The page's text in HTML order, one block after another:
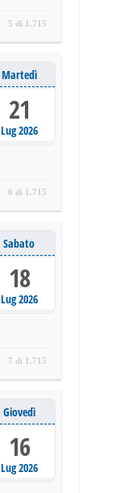
5 di 1.715
Lug 2026
Martedì
21
6 di 1.715
Lug 2026
Sabato
18
7 di 1.715
Lug 2026
Giovedì
16